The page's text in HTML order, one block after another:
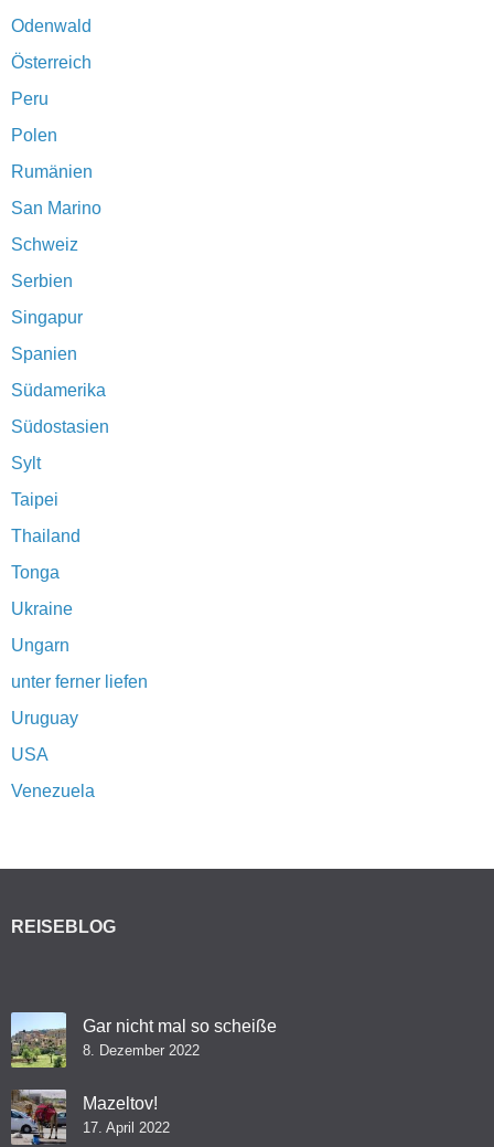
Odenwald
Österreich
Peru
Polen
Rumänien
San Marino
Schweiz
Serbien
Singapur
Spanien
Südamerika
Südostasien
Sylt
Taipei
Thailand
Tonga
Ukraine
Ungarn
unter ferner liefen
Uruguay
USA
Venezuela
REISEBLOG
Gar nicht mal so scheiße
8. Dezember 2022
Mazeltov!
17. April 2022